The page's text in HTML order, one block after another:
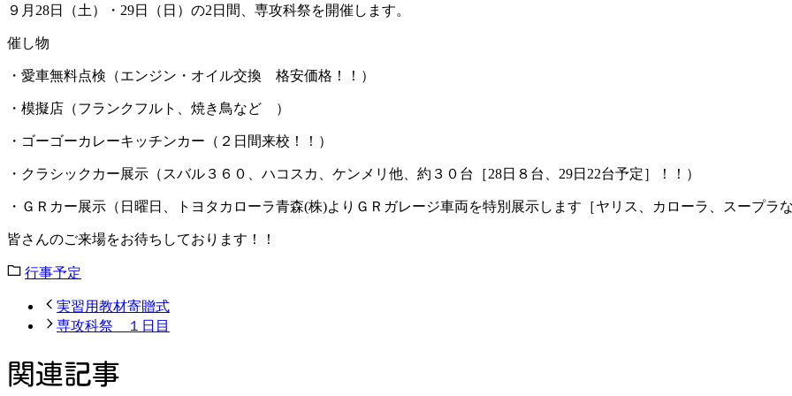
９月28日（土）・29日（日）の2日間、専攻科祭を開催します。
催し物
・愛車無料点検（エンジン・オイル交換 格安価格！！）
・模擬店（フランクフルト、焼き鳥など ）
・ゴーゴーカレーキッチンカー（２日間来校！！）
・クラシックカー展示（スバル３６０、ハコスカ、ケンメリ他、約３０台［28日８台、29日22台予定］！！）
・ＧＲカー展示（日曜日、トヨタカローラ青森(株)よりＧＲガレージ車両を特別展示します［ヤリス、カローラ、スープラな
皆さんのご来場をお待ちしております！！
行事予定
実習用教材寄贈式
専攻科祭 １日目
関連記事